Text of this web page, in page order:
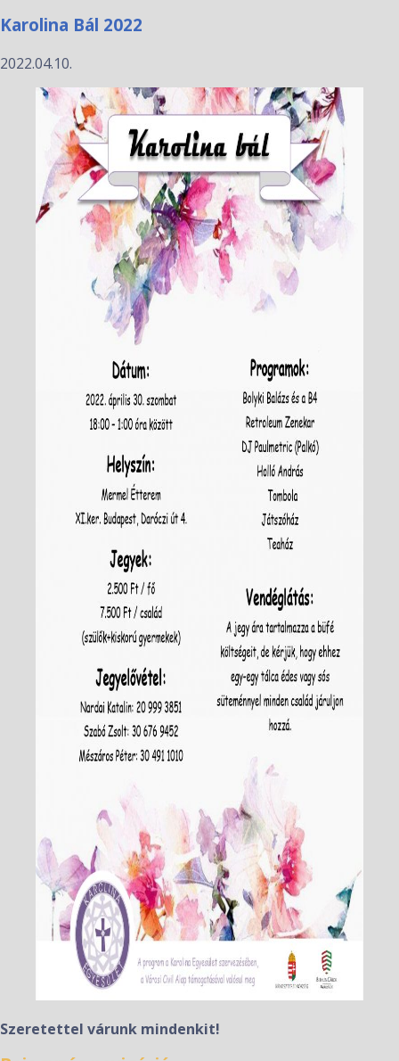
Karolina Bál 2022
2022.04.10.
Szeretettel várunk mindenkit!